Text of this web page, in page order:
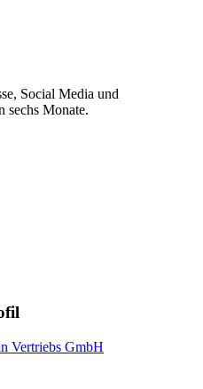
Social Media und
sechs Monate.
Vertriebs GmbH